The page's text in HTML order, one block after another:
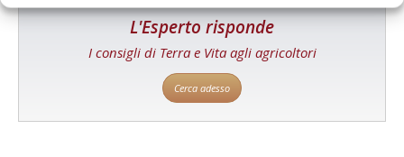
L'Esperto risponde
I consigli di Terra e Vita agli agricoltori
Cerca adesso